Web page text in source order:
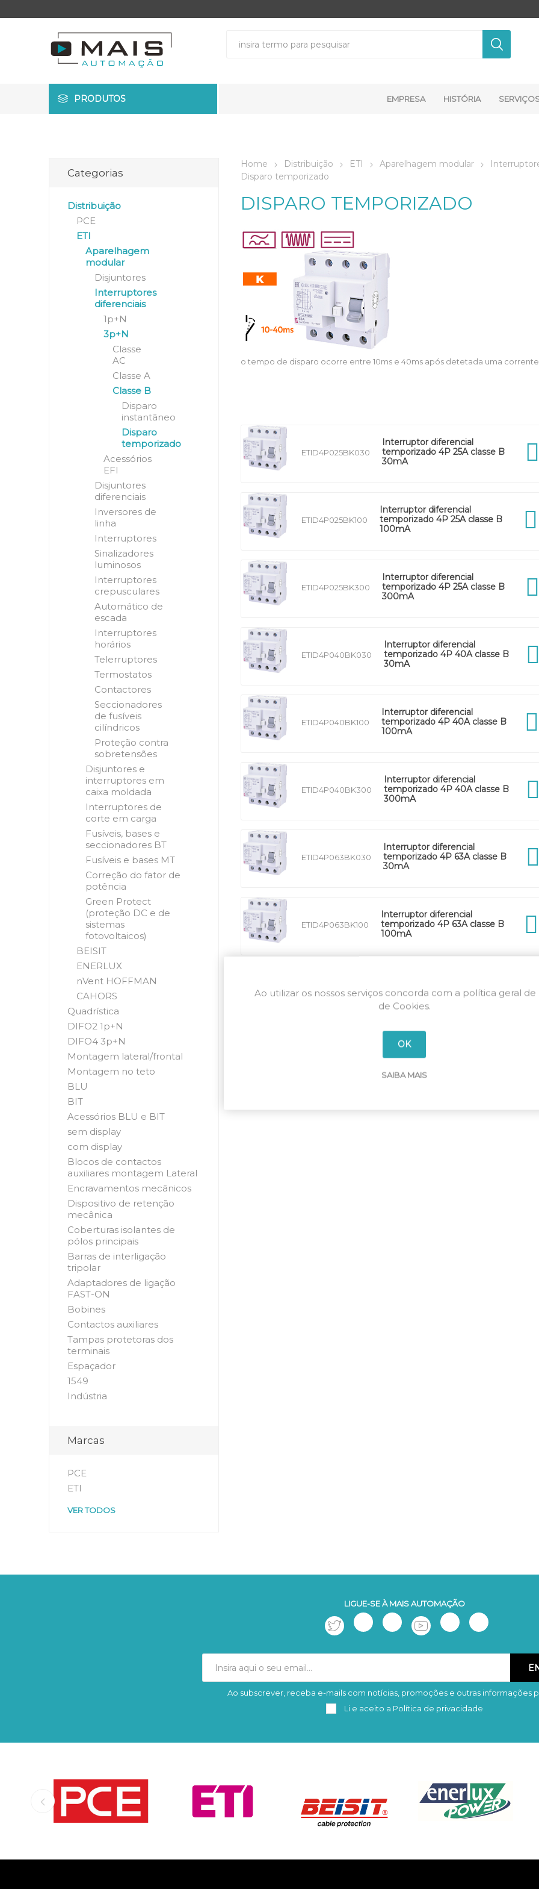
PRODUTOS EMPRESA HISTÓRIA
Home Distribuição ETI Aparelhagem modular
Disparo temporizado
DISPARO TEMPORIZADO
o tempo de disparo ocorre entre 10ms e 40ms após detetada uma
ETID4P025BK030
Interruptor diferencial
temporizado 4P 25A classe B
30mA
ETID4P025BK100
Interruptor diferencial
temporizado 4P 25A classe B
100mA
ETID4P025BK300
Interruptor diferencial
temporizado 4P 25A classe B
300mA
ETID4P040BK030
Interruptor diferencial
temporizado 4P 40A classe B
30mA
ETID4P040BK100
Interruptor diferencial
temporizado 4P 40A classe B
100mA
ETID4P040BK300
Interruptor diferencial
temporizado 4P 40A classe B
300mA
ETID4P063BK030
Interruptor diferencial
temporizado 4P 63A classe B
30mA
ETID4P063BK100
Interruptor diferencial
temporizado 4P 63A classe B
100mA
ETID4P063BK300
temporizado 4P 63A classe B
300mA
Categorias
Distribuição
PCE
ETI
Aparelhagem
modular
Disjuntores
Interruptores
diferenciais
1p+N
3p+N
Classe
AC
Classe A
Classe B
Disparo
instantâneo
Disparo
temporizado
Acessórios
EFI
Disjuntores
diferenciais
Inversores de
linha
Interruptores
Sinalizadores
luminosos
Interruptores
crepusculares
Automático de
escada
Interruptores
horários
Telerruptores
Termostatos
Contactores
Seccionadores
de fusíveis
cilíndricos
Proteção contra
sobretensões
Disjuntores e
interruptores em
caixa moldada
Interruptores de
corte em carga
Fusíveis, bases e
seccionadores BT
Fusíveis e bases MT
Correção do fator de
potência
Green Protect
(proteção DC e de
sistemas
fotovoltaicos)
BEISIT
ENERLUX
nVent HOFFMAN
CAHORS
Quadrística
DIFO2 1p+N
DIFO4 3p+N
Montagem lateral/frontal
Montagem no teto
BLU
BIT
Acessórios BLU e BIT
sem display
com display
Blocos de contactos
auxiliares montagem Lateral
Encravamentos mecânicos
Dispositivo de retenção
mecânica
Coberturas isolantes de
pólos principais
Barras de interligação
tripolar
Adaptadores de ligação
FAST-ON
Bobines
Contactos auxiliares
Tampas protetoras dos
terminais
Espaçador
1549
Indústria
Marcas
PCE
ETI
VER TODOS
LIGUE-SE À MAIS AUTOMAÇÃO
Subscrever Remover
Ao subscrever, receba e-mails com notícias, promoções e outras informações
Li e aceito a Política de privacidade
Ao utilizar os nossos serviços concorda com a política geral de
de Cookies.
OK
SAIBA MAIS